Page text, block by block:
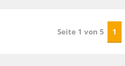
Seite 1 von 5 1